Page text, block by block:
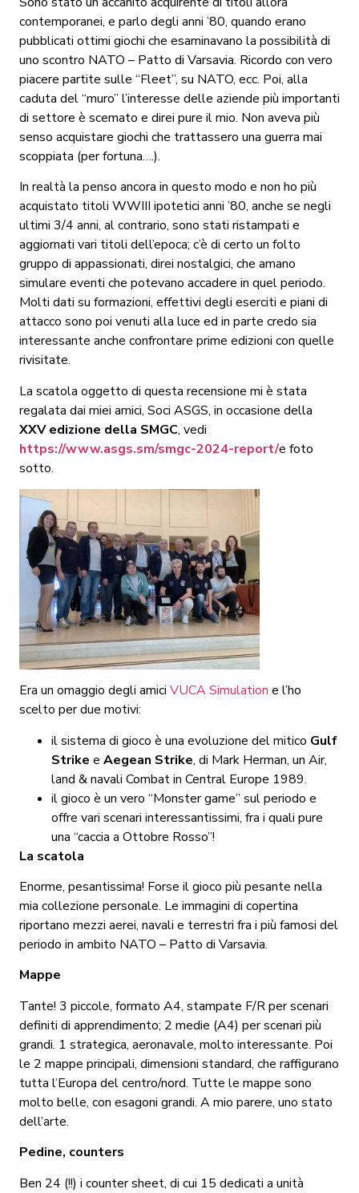
contemporanei, e parlo degli anni ’80, quando erano
pubblicati ottimi giochi che esaminavano la possibilità di
uno scontro NATO – Patto di Varsavia. Ricordo con vero
piacere partite sulle “Fleet”, su NATO, ecc. Poi, alla
caduta del “muro” l’interesse delle aziende più importanti
di settore è scemato e direi pure il mio. Non aveva più
senso acquistare giochi che trattassero una guerra mai
scoppiata (per fortuna….).
In realtà la penso ancora in questo modo e non ho più
acquistato titoli WWIII ipotetici anni ’80, anche se negli
ultimi 3/4 anni, al contrario, sono stati ristampati e
aggiornati vari titoli dell’epoca; c’è di certo un folto
gruppo di appassionati, direi nostalgici, che amano
simulare eventi che potevano accadere in quel periodo.
Molti dati su formazioni, effettivi degli eserciti e piani di
attacco sono poi venuti alla luce ed in parte credo sia
interessante anche confrontare prime edizioni con quelle
rivisitate.
La scatola oggetto di questa recensione mi è stata
regalata dai miei amici, Soci ASGS, in occasione della
XXV edizione della SMGC, vedi
https://www.asgs.sm/smgc-2024-report/e foto
sotto.
Era un omaggio degli amici VUCA Simulation e l’ho
scelto per due motivi:
il sistema di gioco è una evoluzione del mitico Gulf
Strike e Aegean Strike, di Mark Herman, un Air,
land & navali Combat in Central Europe 1989.
il gioco è un vero “Monster game” sul periodo e
offre vari scenari interessantissimi, fra i quali pure
una “caccia a Ottobre Rosso”!
La scatola
Enorme, pesantissima! Forse il gioco più pesante nella
mia collezione personale. Le immagini di copertina
riportano mezzi aerei, navali e terrestri fra i più famosi del
periodo in ambito NATO – Patto di Varsavia.
Mappe
Tante! 3 piccole, formato A4, stampate F/R per scenari
definiti di apprendimento; 2 medie (A4) per scenari più
grandi. 1 strategica, aeronavale, molto interessante. Poi
le 2 mappe principali, dimensioni standard, che raffigurano
tutta l’Europa del centro/nord. Tutte le mappe sono
molto belle, con esagoni grandi. A mio parere, uno stato
dell’arte.
Pedine, counters
Ben 24 (!!) i counter sheet, di cui 15 dedicati a unità